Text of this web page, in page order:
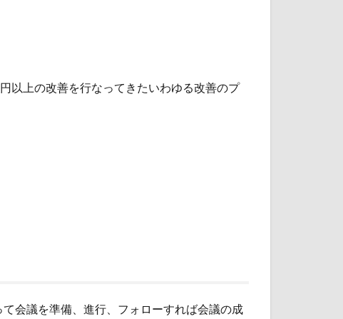
以上の改善を行なってきたいわゆる改善のプ
会議を準備、進行、フォローすれば会議の成